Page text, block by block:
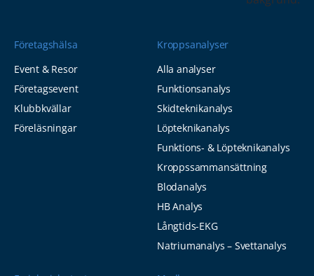
Företagshälsa
Event & Resor
Företagsevent
Klubbkvällar
Föreläsningar
Kroppsanalyser
Alla analyser
Funktionsanalys
Skidteknikanalys
Löpteknikanalys
Funktions- & Löpteknikanalys
Kroppssammansättning
Blodanalys
HB Analys
Långtids-EKG
Natriumanalys – Svettanalys